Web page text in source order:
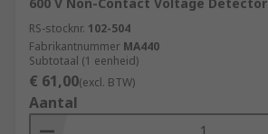
RS-stocknr. 102-504
Fabrikantnummer MA440
Subtotaal (1 eenheid)
€ 61,00(excl. BTW)
Aantal